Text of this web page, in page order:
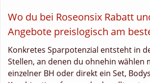
Wo du bei Roseonsix Rabatt
Angebote preislogisch am
Konkretes Sparpotenzial entsteht in
Stellen, an denen du ohnehin wählen
einzelner BH oder direkt ein Set,